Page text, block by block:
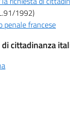
1992)
penale francese
cittadinanza